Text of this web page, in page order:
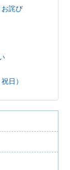
詫び
日）